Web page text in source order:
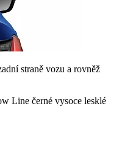
straně vozu a rovněž
Line černé vysoce lesklé